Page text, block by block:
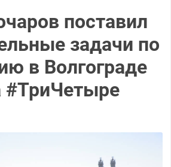
поставил
задачи по
в Волгограде
#ТриЧетыре